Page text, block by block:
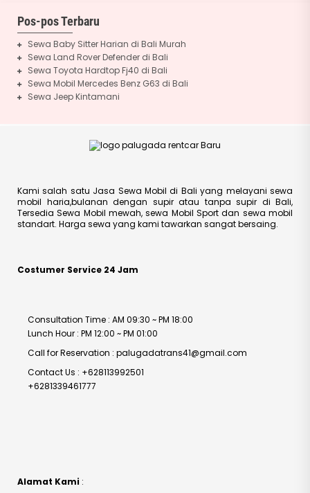
Pos-pos Terbaru
Sewa Baby Sitter Harian di Bali Murah
Sewa Land Rover Defender di Bali
Sewa Toyota Hardtop Fj40 di Bali
Sewa Mobil Mercedes Benz G63 di Bali
Sewa Jeep Kintamani
Kami salah satu Jasa Sewa Mobil di Bali yang melayani sewa
mobil haria,bulanan dengan supir atau tanpa supir di Bali,
Tersedia Sewa Mobil mewah, sewa Mobil Sport dan sewa mobil
standart. Harga sewa yang kami tawarkan sangat bersaing.
Costumer Service 24 Jam
Consultation Time : AM 09:30 ~ PM 18:00
Lunch Hour : PM 12:00 ~ PM 01:00
Call for Reservation : palugadatrans41@gmail.com
Contact Us : +628113992501
+6281339461777
Alamat Kami :